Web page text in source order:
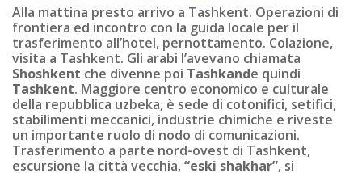
Alla mattina presto arrivo a Tashkent. Operazioni di
frontiera ed incontro con la guida locale per il
trasferimento all’hotel, pernottamento. Colazione,
visita a Tashkent. Gli arabi l’avevano chiamata
Shoshkent che divenne poi Tashkande quindi
Tashkent. Maggiore centro economico e culturale
della repubblica uzbeka, è sede di cotonifici, setifici,
stabilimenti meccanici, industrie chimiche e riveste
un importante ruolo di nodo di comunicazioni.
Trasferimento a parte nord-ovest di Tashkent,
escursione la città vecchia,“eski shakhar”, si